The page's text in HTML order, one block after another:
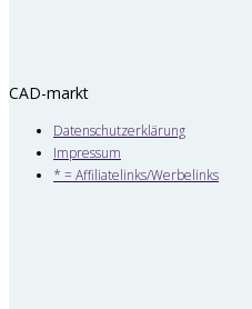
CAD-markt
Datenschutzerklärung
Impressum
* = Affiliatelinks/Werbelinks